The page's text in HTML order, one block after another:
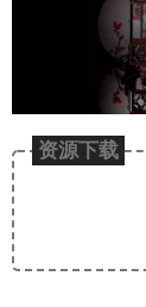
资源下载